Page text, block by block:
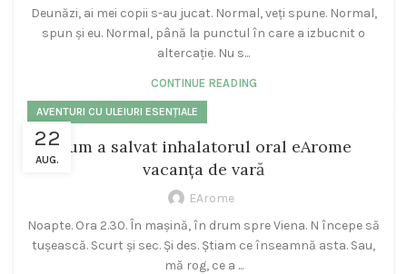
Deunăzi, ai mei copii s-au jucat. Normal, veți spune. Normal,
spun și eu. Normal, până la punctul în care a izbucnit o
altercație. Nu s...
CONTINUE READING
22
AUG.
AVENTURI CU ULEIURI ESENȚIALE
Cum a salvat inhalatorul oral eArome
vacanța de vară
EArome
Noapte. Ora 2.30. În mașină, în drum spre Viena. N începe să
tușească. Scurt și sec. Și des. Știam ce înseamnă asta. Sau,
mă rog, ce a ...